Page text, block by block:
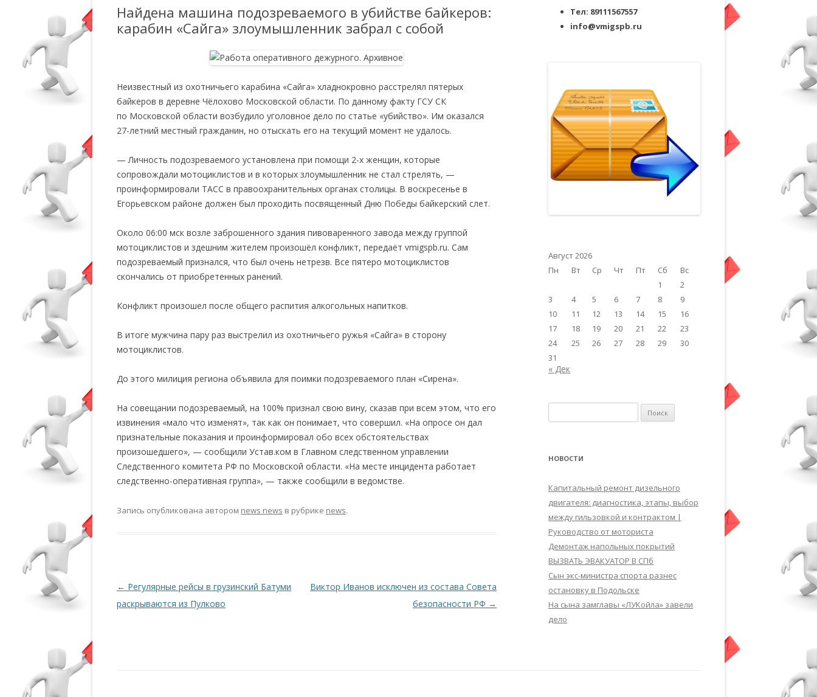
Найдена машина подозреваемого в убийстве байкеров:
карабин «Сайга» злоумышленник забрал с собой
Неизвестный из охотничьего карабина «Сайга» хладнокровно расстрелял пятерых
байкеров в деревне Чёлохово Московской области. По данному факту ГСУ СК
по Московской области возбудило уголовное дело по статье «убийство». Им оказался
27-летний местный гражданин, но отыскать его на текущий момент не удалось.
— Личность подозреваемого установлена при помощи 2-х женщин, которые
сопровождали мотоциклистов и в которых злоумышленник не стал стрелять, —
проинформировали ТАСС в правоохранительных органах столицы. В воскресенье в
Егорьевском районе должен был проходить посвященный Дню Победы байкерский слет.
Около 06:00 мск возле заброшенного здания пивоваренного завода между группой
мотоциклистов и здешним жителем произошёл конфликт, передаёт vmigspb.ru. Сам
подозреваемый признался, что был очень нетрезв. Все пятеро мотоциклистов
скончались от приобретенных ранений.
Конфликт произошел после общего распития алкогольных напитков.
В итоге мужчина пару раз выстрелил из охотничьего ружья «Сайга» в сторону
мотоциклистов.
До этого милиция региона объявила для поимки подозреваемого план «Сирена».
На совещании подозреваемый, на 100% признал свою вину, сказав при всем этом, что его
извинения «мало что изменят», так как он понимает, что совершил. «На опросе он дал
признательные показания и проинформировал обо всех обстоятельствах
произошедшего», — сообщили Устав.ком в Главном следственном управлении
Следственного комитета РФ по Московской области. «На месте инцидента работает
следственно-оперативная группа», — также сообщили в ведомстве.
Запись опубликована автором news news в рубрике news.
Навигация по записям
← Регулярные рейсы в грузинский Батуми
раскрываются из Пулково
Виктор Иванов исключен из состава Совета
безопасности РФ →
Тел: 89111567557
info@vmigspb.ru
Август 2026
Пн
Вт Ср Чт Пт Сб
Вс
1
2
3
4 5 6 7 8
9
10
11 12 13 14 15
16
17
18 19 20 21 22
23
24
25 26 27 28 29
30
31
« Дек
НОВОСТИ
Капитальный ремонт дизельного
двигателя: диагностика, этапы, выбор
между гильзовкой и контрактом |
Руководство от моториста
Демонтаж напольных покрытий
ВЫЗВАТЬ ЭВАКУАТОР В СПб
Сын экс-министра спорта разнес
остановку в Подольске
На сына замглавы «ЛУКойла» завели
дело